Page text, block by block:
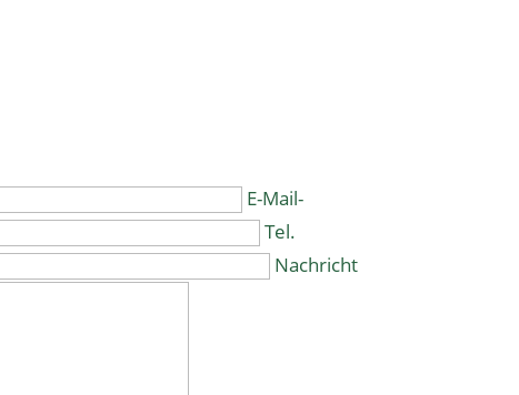
E-Mail-
Tel.
Nachricht